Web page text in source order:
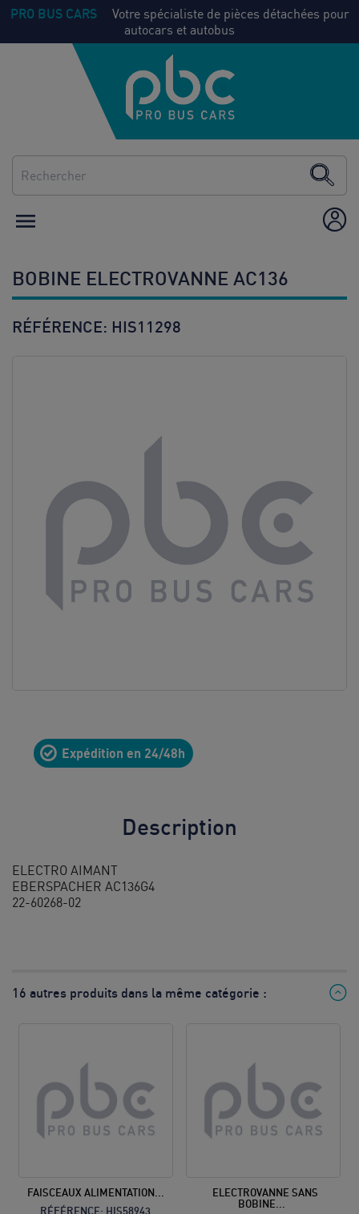
PRO BUS CARS
Votre spécialiste de pièces détachées pour
autocars et autobus
Voir
tout
CHAUFFAGE
CONSOMMABLES
Vous ne
trouvez
pas
produit ?
Contactez
notre
10

BOBINE ELECTROVANNE AC136
RÉFÉRENCE: HIS11298
Expédition en 24/48h
Description
ELECTRO AIMANT
EBERSPACHER AC136G4
22-60268-02
16 autres produits dans la même catégorie :
FAISCEAUX ALIMENTATION...
RÉFÉRENCE: HIS58943
ELECTROVANNE SANS
BOBINE...